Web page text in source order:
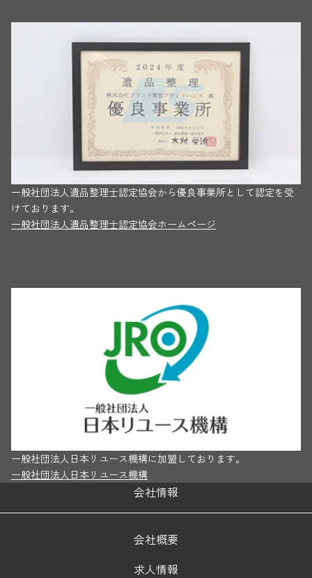
一般社団法人遺品整理士認定協会から優良事業所として認定を受
けております。
一般社団法人遺品整理士認定協会ホームページ
一般社団法人日本リユース機構に加盟しております。
一般社団法人日本リユース機構
会社情報
会社概要
求人情報